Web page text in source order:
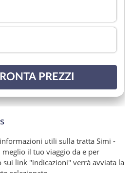
utili sulla tratta Simi -
meglio il tuo viaggio da e per
sui link "indicazioni" verrà avviata la